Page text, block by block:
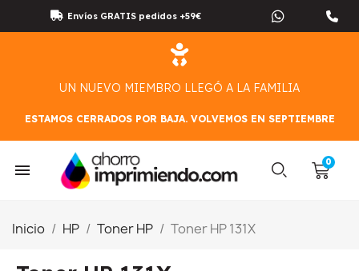
Envíos GRATIS pedidos +59€
UN NUEVO MIEMBRO LLEGÓ A LA FAMILIA
ESTAMOS CERRADOS POR BAJA. VOLVEMOS EN SEPTIEMBRE
Inicio HP Toner HP Toner HP 131X